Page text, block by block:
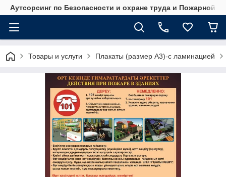
Аутсорсинг по Безопасности и охране труда и Пожарной
Товары и услуги Плакаты (размер А3)-с ламинацией